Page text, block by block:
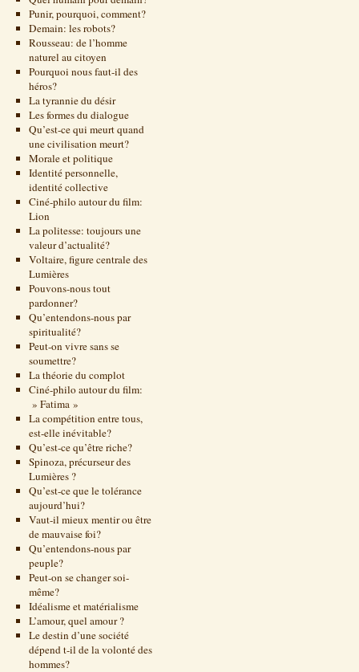
Punir, pourquoi, comment?
Demain: les robots?
Rousseau: de l’homme
naturel au citoyen
Pourquoi nous faut-il des
héros?
La tyrannie du désir
Les formes du dialogue
Qu’est-ce qui meurt quand
une civilisation meurt?
Morale et politique
Identité personnelle,
identité collective
Ciné-philo autour du film:
Lion
La politesse: toujours une
valeur d’actualité?
Voltaire, figure centrale des
Lumières
Pouvons-nous tout
pardonner?
Qu’entendons-nous par
spiritualité?
Peut-on vivre sans se
soumettre?
La théorie du complot
Ciné-philo autour du film:
» Fatima »
La compétition entre tous,
est-elle inévitable?
Qu’est-ce qu’être riche?
Spinoza, précurseur des
Lumières ?
Qu’est-ce que le tolérance
aujourd’hui?
Vaut-il mieux mentir ou être
de mauvaise foi?
Qu’entendons-nous par
peuple?
Peut-on se changer soi-
même?
Idéalisme et matérialisme
L’amour, quel amour ?
Le destin d’une société
dépend t-il de la volonté des
hommes?